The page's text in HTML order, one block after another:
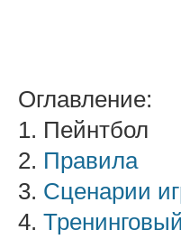
Оглавление:
1. Пейнтбол
2. Правила
3. Сценарии
4.